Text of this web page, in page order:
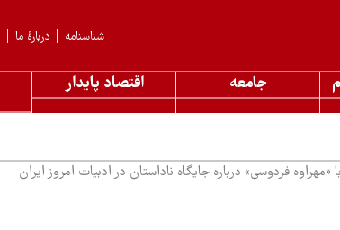
دربارهٔ ما شناسنامه
جامعه اقتصاد پایدار
فردوسی» درباره جایگاه ناداستان در ادبیات امروز ایران